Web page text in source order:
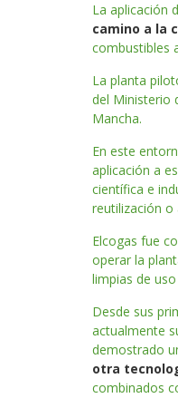
La aplicación
camino a la
combustibles
La planta
del Ministerio
Mancha.
En este
aplicación a
científica e
reutilización o
Elcogas fue
operar la
limpias de
Desde sus
actualmente
demostrado
otra
combinados